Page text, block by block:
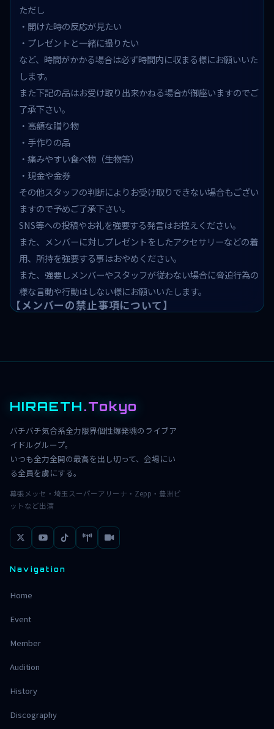
ただし
・開けた時の反応が見たい
・プレゼントと一緒に撮りたい
など、時間がかかる場合は必ず時間内に収まる様にお願いいた
します。
また下記の品はお受け取り出来かねる場合が御座いますのでご
了承下さい。
・高額な贈り物
・手作りの品
・痛みやすい食べ物（生物等）
・現金や金券
その他スタッフの判断によりお受け取りできない場合もござい
ますので予めご了承下さい。
SNS等への投稿やお礼を強要する発言はお控えください。
また、メンバーに対しプレゼントをしたアクセサリーなどの着
用、所持を強要する事はおやめください。
また、強要しメンバーやスタッフが従わない場合に脅迫行為の
様な言動や行動はしない様にお願いいたします。
【メンバーの禁止事項について】
HIRAETH.Tokyo
バチバチ気合系全力限界個性爆発魂のライブア
イドルグループ。
いつも全力全開の最高を出し切って、会場にい
る全員を虜にする。
幕張メッセ・埼玉スーパーアリーナ・Zepp・豊洲ピ
ットなど出演
Navigation
Home
Event
Member
Audition
History
Discography